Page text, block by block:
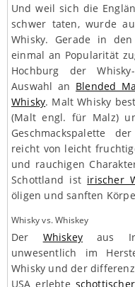
Und weil sich die
schwer taten, wurde
Whisky. Gerade in
einmal an Popularität
Hochburg der
Auswahl an Blended
Whisky. Malt Whisky
(Malt engl. für Malz)
Geschmackspalette
reicht von leicht
und rauchigen
Schottland ist irischer
öligen und sanften
Whisky vs. Whiskey
Der Whiskey aus
unwesentlich im
Whisky und der
USA erlebte